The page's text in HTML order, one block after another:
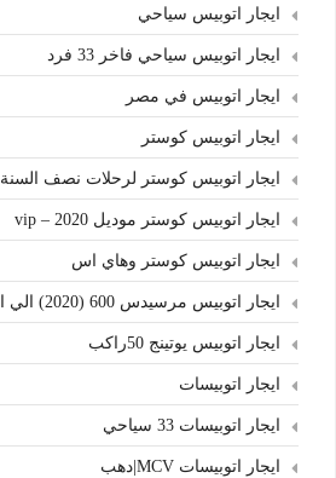
ايجار اتوبيس سياحي
ايجار اتوبيس سياحي فاخر 33 فرد
ايجار اتوبيس في مصر
ايجار اتوبيس كوستر
ايجار اتوبيس كوستر لرحلات نصف السنة
ايجار اتوبيس كوستر موديل 2020 – vip
ايجار اتوبيس كوستر وهاي اس
ايجار اتوبيس مرسيدس 600 (2020) الي الأسكندرية
ايجار اتوبيس يوتينج 50راكب
ايجار اتوبيسات
ايجار اتوبيسات 33 سياحي
ايجار اتوبيسات MCV|دهب